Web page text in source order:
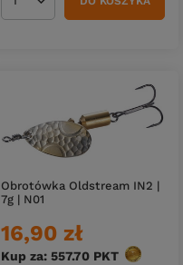
Ilość produktów
Obrotówka Oldstream IN2 |
7g | N01
16,90 zł
Kup za: 557.70 PKT punktów